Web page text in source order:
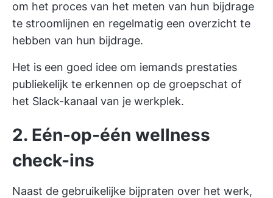
om het proces van het meten van hun bijdrage
te stroomlijnen en regelmatig een overzicht te
hebben van hun bijdrage.
Het is een goed idee om iemands prestaties
publiekelijk te erkennen op de groepschat of
het Slack-kanaal van je werkplek.
2. Eén-op-één wellness
check-ins
Naast de gebruikelijke bijpraten over het werk,